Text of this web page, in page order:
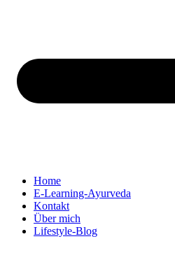
Home
E-Learning-Ayurveda
Kontakt
Über mich
Lifestyle-Blog